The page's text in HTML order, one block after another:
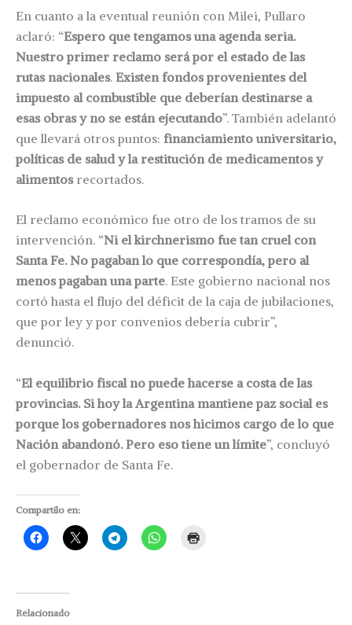
En cuanto a la eventual reunión con Milei, Pullaro
aclaró: “Espero que tengamos una agenda seria.
Nuestro primer reclamo será por el estado de las
rutas nacionales. Existen fondos provenientes del
impuesto al combustible que deberían destinarse a
esas obras y no se están ejecutando”. También adelantó
que llevará otros puntos: financiamiento universitario,
políticas de salud y la restitución de medicamentos y
alimentosrecortados.
El reclamo económico fue otro de los tramos de su
intervención. “Ni el kirchnerismo fue tan cruel con
Santa Fe. No pagaban lo que correspondía, pero al
menos pagaban una parte. Este gobierno nacional nos
cortó hasta el flujo del déficit de la caja de jubilaciones,
que por ley y por convenios debería cubrir”,
denunció.
“El equilibrio fiscal no puede hacerse a costa de las
provincias. Si hoy la Argentina mantiene paz social es
porque los gobernadores nos hicimos cargo de lo que
Nación abandonó. Pero eso tiene un límite”, concluyó
el gobernador de Santa Fe.
Compartilo en:
Relacionado